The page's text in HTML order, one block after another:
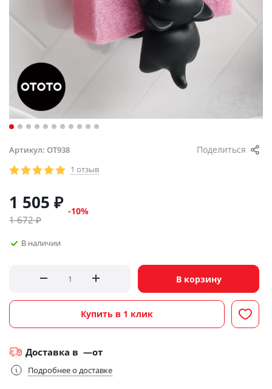
Артикул: OT938 Поделиться
1 отзыв
1 505 ₽
1 672₽
-10%
В наличии
В корзину
Купить в 1 клик
Доставка в —от
Подробнее о доставке